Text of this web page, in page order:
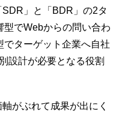
」と「BDR」の2タ
でWebからの問い合わ
ターゲット企業へ自社
設計が必要となる役割
がぶれて成果が出にく